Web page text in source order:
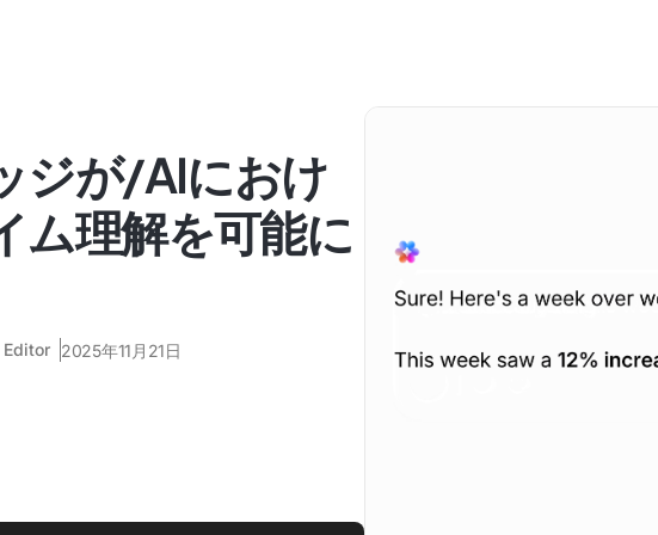
ジが/AIにおけ
ム理解を可能に
Editor 2025年11月21日